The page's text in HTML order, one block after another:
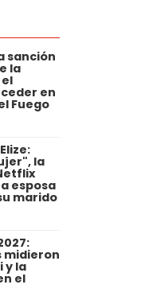
sanción
la
en
Fuego
la
esposa
marido
midieron
y la
el